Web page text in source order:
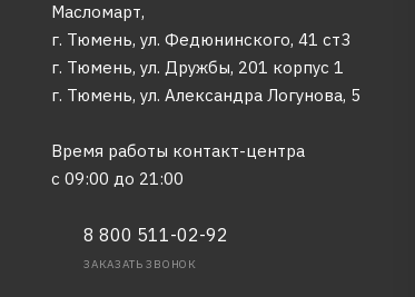
Масломарт,
г. Тюмень, ул. Федюнинского, 41 ст3
г. Тюмень, ул. Дружбы, 201 корпус 1
г. Тюмень, ул. Александра Логунова, 5
Время работы контакт-центра
с 09:00 до 21:00
8 800 511-02-92
ЗАКАЗАТЬ ЗВОНОК